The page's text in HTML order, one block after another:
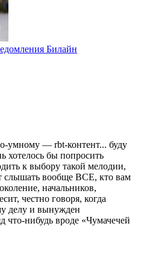
Билайн
умному — rbt-контент... буду
хотелось бы попросить
к выбору такой мелодии,
слышать вообще ВСЕ, кто вам
начальников,
честно говоря, когда
делу и вынужден
что-нибудь вроде «Чумачечей